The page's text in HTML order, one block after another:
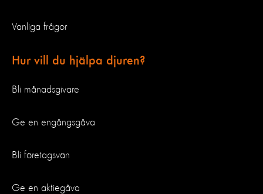
Vanliga frågor
Hur vill du hjälpa djuren?
Bli månadsgivare
Ge en engångsgåva
Bli företagsvän
Ge en aktiegåva